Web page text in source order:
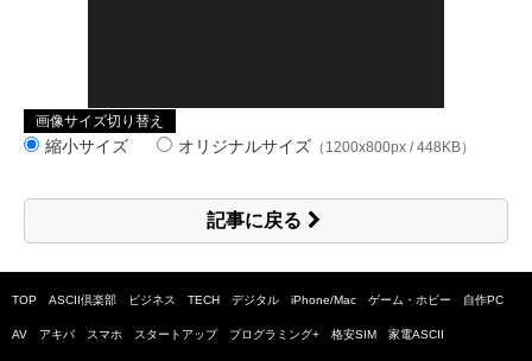
画像サイズ切り替え
縮小サイズ オリジナルサイズ （1200x800px / 448KB）
記事に戻る
TOP ASCII倶楽部 ビジネス TECH デジタル iPhone/Mac ゲーム・ホビー 自作PC
AV アキバ スマホ スタートアップ プログラミング+ 格安SIM 家電ASCII